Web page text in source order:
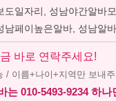
도일자리, 성남야간알바
남페이높은알바, 성남알
바로 연락주세요!
/ 이름+나이+지역만 보내
는 010-5493-9234 하